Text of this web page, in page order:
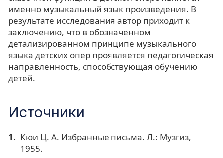
именно музыкальный язык произведения. В
результате исследования автор приходит к
заключению, что в обозначенном
детализированном принципе музыкального
языка детских опер проявляется педагогическая
направленность, способствующая обучению
детей.
Источники
Кюи Ц. А. Избранные письма. Л.: Музгиз,
1955.